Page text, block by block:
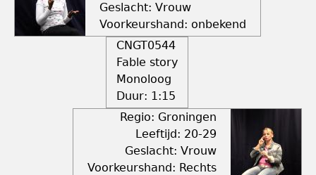
Geslacht: Vrouw
Voorkeurshand: onbekend
CNGT0544
Fable story
Monoloog
Duur: 1:15
Regio: Groningen
Leeftijd: 20-29
Geslacht: Vrouw
Voorkeurshand: Rechts